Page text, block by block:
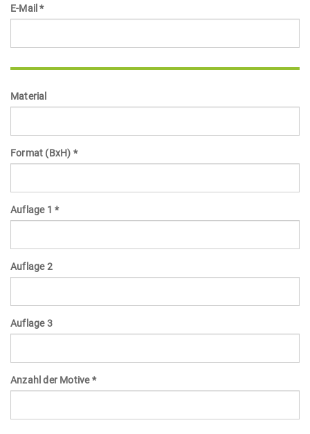
E-Mail *
Material
Format (BxH) *
Auflage 1 *
Auflage 2
Auflage 3
Anzahl der Motive *